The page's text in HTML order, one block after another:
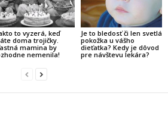
to vyzerá, keď
doma trojičky.
mamina by
nemenila!
Je to bledosť či len svetlá
pokožka u vášho
dieťatka? Kedy je dôvod
pre návštevu lekára?